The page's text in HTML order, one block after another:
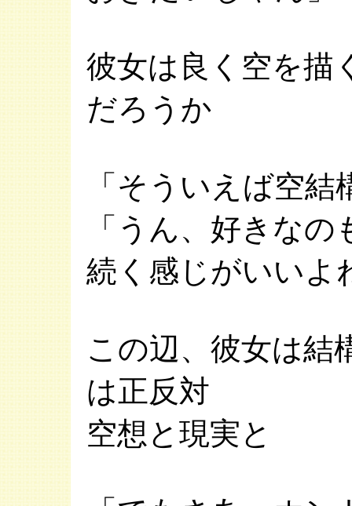
彼女は良く空を描
だろうか
「そういえば空
「うん、好きな
続く感じがいいよ
この辺、彼女は結
は正反対
空想と現実と